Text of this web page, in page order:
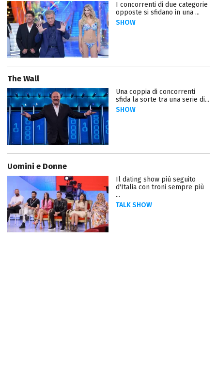
I concorrenti di due categorie
opposte si sfidano in una ...
SHOW
The Wall
Una coppia di concorrenti
sfida la sorte tra una serie di...
SHOW
Uomini e Donne
Il dating show più seguito
d'Italia con troni sempre più
...
TALK SHOW